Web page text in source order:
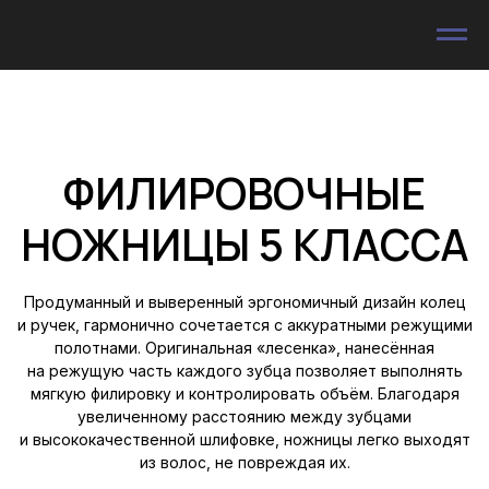
НОЖНИЦЫ 5 КЛАССА
и ручек, гармонично сочетается с аккуратными режущими
полотнами. Оригинальная «лесенка», нанесённая
на режущую часть каждого зубца позволяет выполнять
увеличенному расстоянию между зубцами
и высококачественной шлифовке, ножницы легко выходят
из волос, не повреждая их.
Сталь
Твердость
стали HRC
440С 58-59